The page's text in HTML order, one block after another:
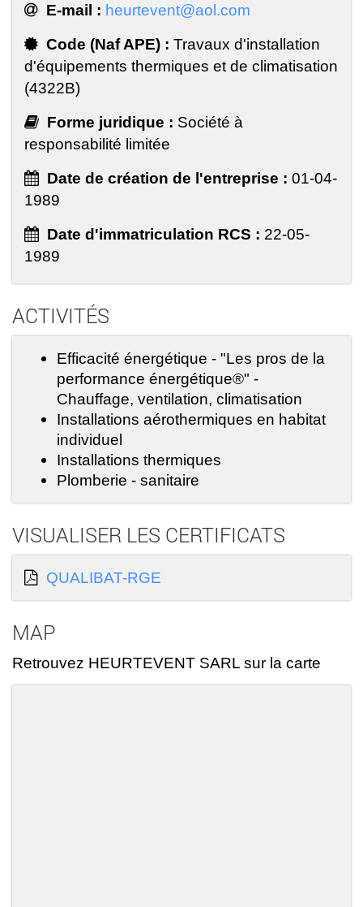
E-mail : heurtevent@aol.com
Code (Naf APE) : Travaux d'installation
d'équipements thermiques et de climatisation
(4322B)
Forme juridique : Société à
responsabilité limitée
Date de création de l'entreprise : 01-04-
1989
Date d'immatriculation RCS : 22-05-
1989
ACTIVITÉS
Efficacité énergétique - "Les pros de la
performance énergétique®" -
Chauffage, ventilation, climatisation
Installations aérothermiques en habitat
individuel
Installations thermiques
Plomberie - sanitaire
VISUALISER LES CERTIFICATS
QUALIBAT-RGE
MAP
Retrouvez HEURTEVENT SARL sur la carte